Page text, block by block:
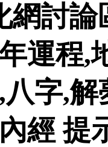
網討
運程,
字,
經 提